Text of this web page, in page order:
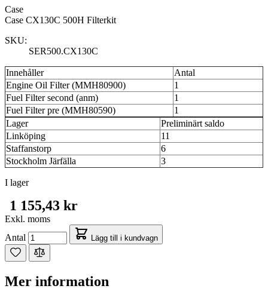
Case
Case CX130C 500H Filterkit
SKU:
SER500.CX130C
Innehåller
Antal
Engine Oil Filter (MMH80900)
1
Fuel Filter second (anm)
1
Fuel Filter pre (MMH80590)
1
Lager
Preliminärt saldo
Linköping
11
Staffanstorp
6
Stockholm Järfälla
3
I lager
1 155,43 kr
Exkl. moms
Antal
Lägg till i kundvagn
Mer information